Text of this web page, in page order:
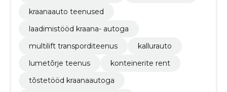
kraanaauto teenused
laadimistööd kraana- autoga
multilift transporditeenus
kallurauto
lumetõrje teenus
konteinerite rent
tõstetööd kraanaautoga